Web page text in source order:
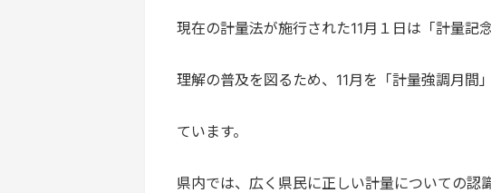
現在の計量法が施行された11月１日は「計量記
理解の普及を図るため、11月を「計量強調月間
ています。
県内では、広く県民に正しい計量についての認